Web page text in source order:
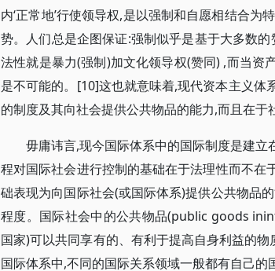
内‘正常地’行使领导权,是以强制和自愿相结合
势。人们总是企图保证:强制似乎是基于大多数
法性就是暴力(强制)加文化领导权(赞同) ,而当资
是不可能的。[10]这也就意味着,现代资本主义体
的制度及其向社会提供公共物品的能力,而且在
毋庸讳言,现今国际体系中的国际制度是建
程对国际社会进行控制的基础在于法理性而不
础表现为向国际社会(或国际体系)提供公共物品
程度。国际社会中的公共物品(public goods
国家)可以共同享有的、有利于提高自身利益的
国际体系中,不同的国际关系领域一般都有自己